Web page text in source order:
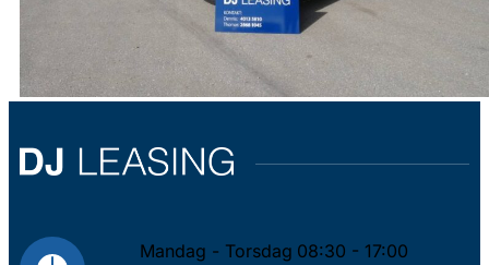
Mandag - Torsdag 08:30 - 17:00